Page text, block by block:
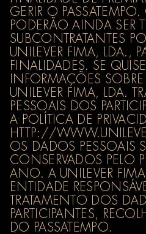
GERIR O
PODERÃO AINDA SER
SUBCONTRATANTES
UNILEVER FIMA, LDA.,
FINALIDADES. SE
INFORMAÇÕES
UNILEVER FIMA, LDA.
PESSOAIS DOS
A POLÍTICA DE
HTTP://
OS DADOS PESSOAIS
CONSERVADOS PELO
ANO. A UNILEVER
ENTIDADE
TRATAMENTO DOS
PARTICIPANTES,
DO PASSATEMPO.